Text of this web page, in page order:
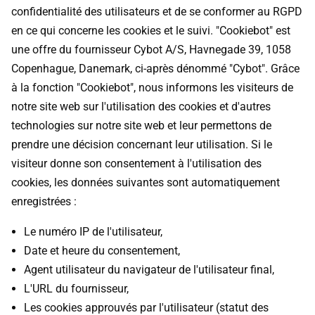
confidentialité des utilisateurs et de se conformer au RGPD
en ce qui concerne les cookies et le suivi. "Cookiebot" est
une offre du fournisseur Cybot A/S, Havnegade 39, 1058
Copenhague, Danemark, ci-après dénommé "Cybot". Grâce
à la fonction "Cookiebot", nous informons les visiteurs de
notre site web sur l'utilisation des cookies et d'autres
technologies sur notre site web et leur permettons de
prendre une décision concernant leur utilisation. Si le
visiteur donne son consentement à l'utilisation des
cookies, les données suivantes sont automatiquement
enregistrées :
Le numéro IP de l'utilisateur,
Date et heure du consentement,
Agent utilisateur du navigateur de l'utilisateur final,
L'URL du fournisseur,
Les cookies approuvés par l'utilisateur (statut des